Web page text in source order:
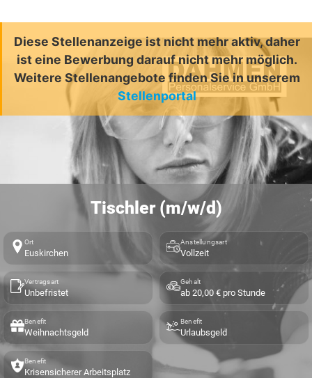
Diese Stellenanzeige ist nicht mehr aktiv, daher
ist eine Bewerbung darauf nicht mehr möglich.
Weitere Stellenangebote finden Sie in unserem
Stellenportal
Tischler (m/w/d)
Ort
Euskirchen
Anstellungsart
Vollzeit
Vertragsart
Unbefristet
Gehalt
ab 20,00 € pro Stunde
Benefit
Weihnachtsgeld
Benefit
Urlaubsgeld
Benefit
Krisensicherer Arbeitsplatz